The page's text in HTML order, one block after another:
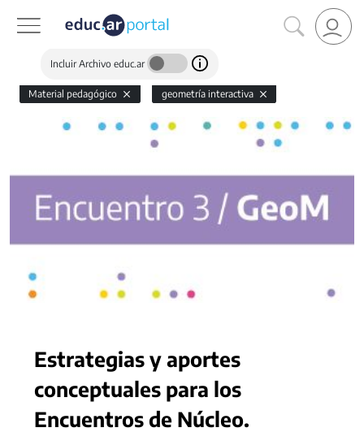
Incluir Archivo educ.ar
Material pedagógico geometría interactiva
Estrategias y aportes
conceptuales para los
Encuentros de Núcleo.